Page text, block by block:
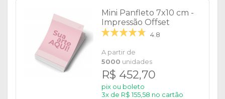
Mini Panfleto 7x10 cm -
Impressão Offset
4.8
A partir de
5000 unidades
R$ 452,70
pix ou boleto
3x de R$ 155,58 no cartão